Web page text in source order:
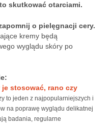
skutkować otarciami.
o pielęgnacji cery.
kremy będą
wyglądu skóry po
je stosować, rano czy
to jeden z najpopularniejszych i
na poprawę wyglądu delikatnej
badania, regularne